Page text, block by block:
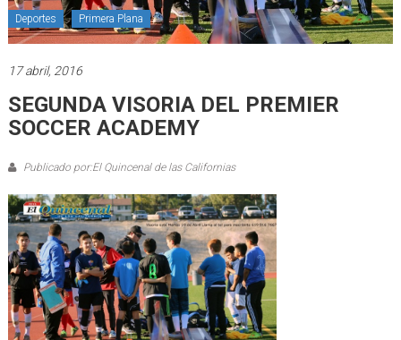
Deportes Primera Plana
17 abril, 2016
SEGUNDA VISORIA DEL PREMIER
SOCCER ACADEMY
Publicado por:El Quincenal de las Californias